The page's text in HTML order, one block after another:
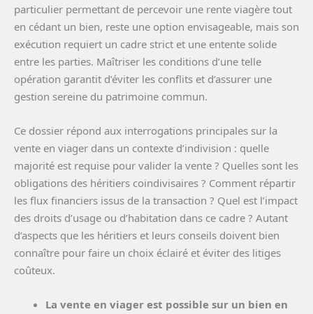
particulier permettant de percevoir une rente viagère tout
en cédant un bien, reste une option envisageable, mais son
exécution requiert un cadre strict et une entente solide
entre les parties. Maîtriser les conditions d’une telle
opération garantit d’éviter les conflits et d’assurer une
gestion sereine du patrimoine commun.
Ce dossier répond aux interrogations principales sur la
vente en viager dans un contexte d’indivision : quelle
majorité est requise pour valider la vente ? Quelles sont les
obligations des héritiers coindivisaires ? Comment répartir
les flux financiers issus de la transaction ? Quel est l’impact
des droits d’usage ou d’habitation dans ce cadre ? Autant
d’aspects que les héritiers et leurs conseils doivent bien
connaître pour faire un choix éclairé et éviter des litiges
coûteux.
La vente en viager est possible sur un bien en